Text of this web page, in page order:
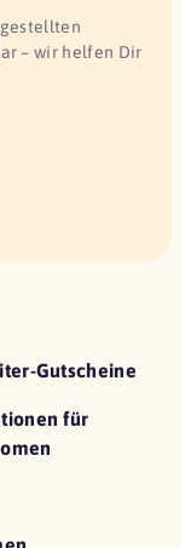
– wir helfen Dir
Gutscheine
für